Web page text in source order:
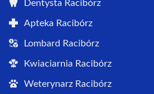
Dentysta Racibórz
Apteka Racibórz
Lombard Racibórz
Kwiaciarnia Racibórz
Weterynarz Racibórz